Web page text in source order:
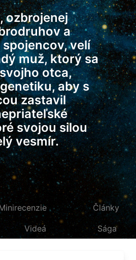
ozbrojenej
a
velí
muž, ktorý sa
otca,
aby s
zastavil
svojou silou
vesmír.
Články
Videá Sága